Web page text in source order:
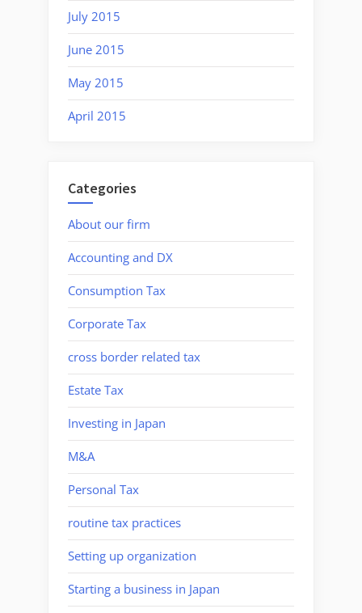
July 2015
June 2015
May 2015
April 2015
Categories
About our firm
Accounting and DX
Consumption Tax
Corporate Tax
cross border related tax
Estate Tax
Investing in Japan
M&A
Personal Tax
routine tax practices
Setting up organization
Starting a business in Japan